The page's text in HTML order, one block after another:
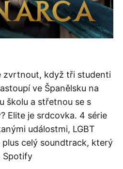
zvrtnout, když tři studenti
ve Španělsku na
školu a střetnou se s
Elite je srdcovka. 4 série
událostmi, LGBT
celý soundtrack, který
Spotify